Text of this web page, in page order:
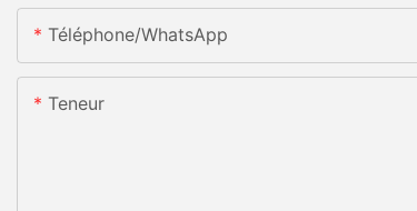
Téléphone/WhatsApp
Teneur